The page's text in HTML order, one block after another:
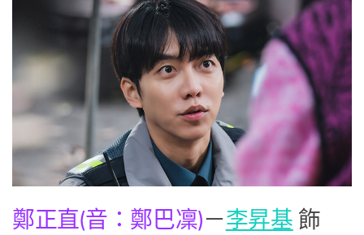
鄭正直(音：鄭巴凜)－李昇基 飾